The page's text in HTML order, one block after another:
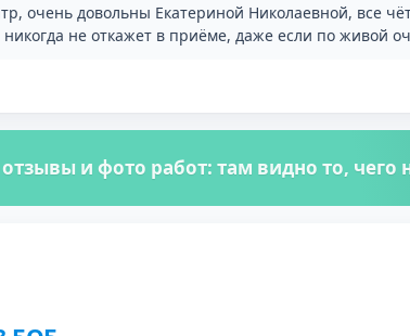
очень довольны Екатериной Николаевной, все
не откажет в приёме, даже если по живой
отзывы и фото работ: там видно то,